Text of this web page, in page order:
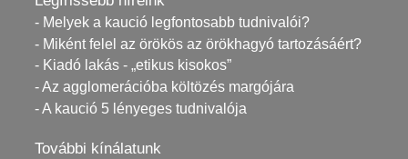
- Melyek a kaució legfontosabb tudnivalói?
- Miként felel az örökös az örökhagyó tartozásáért?
- Kiadó lakás - „etikus kisokos”
- Az agglomerációba költözés margójára
- A kaució 5 lényeges tudnivalója
További kínálatunk